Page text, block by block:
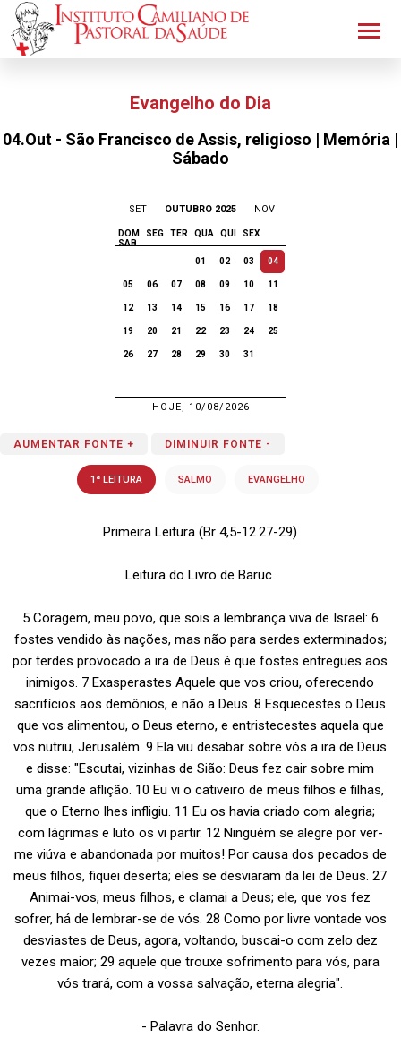
Evangelho do Dia
04.Out - São Francisco de Assis, religioso | Memória |
Sábado
SET OUTUBRO 2025 NOV
DOM SEG TER QUA QUI
SEX
SAB
01
02 03 04
05 06 07 08 09 10 11
12 13 14 15 16 17 18
19 20 21 22 23 24 25
26 27 28 29 30 31
HOJE, 10/08/2026
AUMENTAR FONTE + DIMINUIR FONTE -
1ª LEITURA SALMO EVANGELHO
Primeira Leitura (Br 4,5-12.27-29)
Leitura do Livro de Baruc.
5 Coragem, meu povo, que sois a lembrança viva de Israel: 6
fostes vendido às nações, mas não para serdes exterminados;
por terdes provocado a ira de Deus é que fostes entregues aos
inimigos. 7 Exasperastes Aquele que vos criou, oferecendo
sacrifícios aos demônios, e não a Deus. 8 Esquecestes o Deus
que vos alimentou, o Deus eterno, e entristecestes aquela que
vos nutriu, Jerusalém. 9 Ela viu desabar sobre vós a ira de Deus
e disse: "Escutai, vizinhas de Sião: Deus fez cair sobre mim
uma grande aflição. 10 Eu vi o cativeiro de meus filhos e filhas,
que o Eterno lhes infligiu. 11 Eu os havia criado com alegria;
com lágrimas e luto os vi partir. 12 Ninguém se alegre por ver-
me viúva e abandonada por muitos! Por causa dos pecados de
meus filhos, fiquei deserta; eles se desviaram da lei de Deus. 27
Animai-vos, meus filhos, e clamai a Deus; ele, que vos fez
sofrer, há de lembrar-se de vós. 28 Como por livre vontade vos
desviastes de Deus, agora, voltando, buscai-o com zelo dez
vezes maior; 29 aquele que trouxe sofrimento para vós, para
vós trará, com a vossa salvação, eterna alegria".
- Palavra do Senhor.